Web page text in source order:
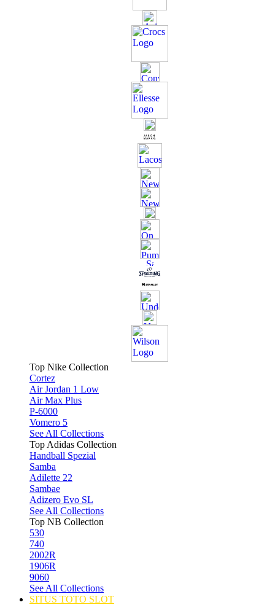
Top Nike Collection
Cortez
Air Jordan 1 Low
Air Max Plus
P-6000
Vomero 5
See All Collections
Top Adidas Collection
Handball Spezial
Samba
Adilette 22
Sambae
Adizero Evo SL
See All Collections
Top NB Collection
530
740
2002R
1906R
9060
See All Collections
SITUS TOTO SLOT